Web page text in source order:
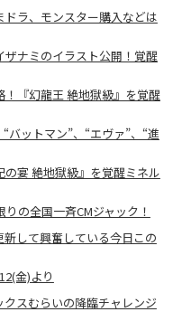
ラ、モンスター購入などは
ナミのイラスト公開！覚醒
『幻龍王 絶地獄級』を覚醒
バットマン”、“エヴァ”、“進
宴 絶地獄級』を覚醒ミネル
の全国一斉CMジャック！
して興奮している今日この
金)より
スむらいの降臨チャレンジ